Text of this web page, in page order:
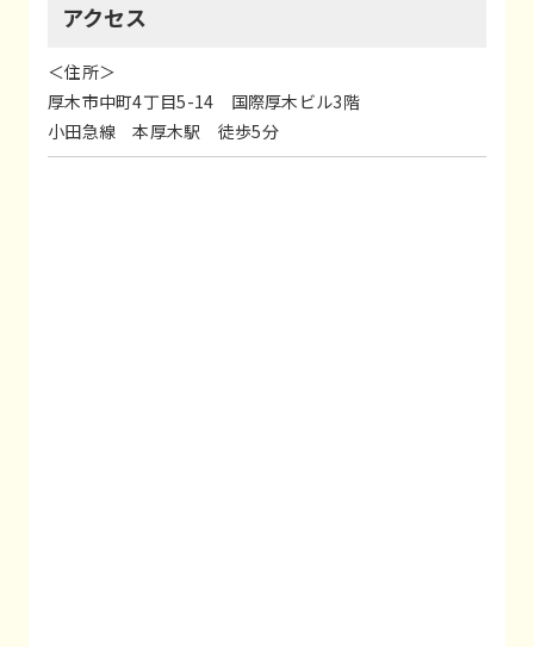
アクセス
＜住所＞
厚木市中町4丁目5-14 国際厚木ビル3階
小田急線 本厚木駅 徒歩5分